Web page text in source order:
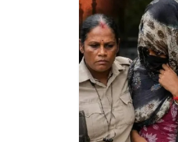
গণতান্ত্রিক আন্দোলনের প্রেরণা: